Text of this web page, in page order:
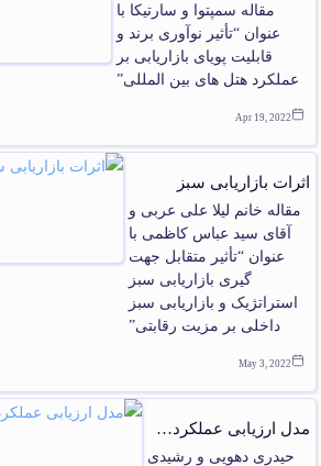
مقاله سمپتوا و سارتیکا با
عنوان “تأثیر نوآوری برند و
قابلیت پویای بازاریابی بر
عملکرد هتل های بین المللی”
Apr 19, 2022
اثرات بازاریابی سبز
مقاله خانم لیلا علی عربی و
آقای سید عباس کاظمی با
عنوان “تأثیر متقابل جهت
گیری بازاریابی سبز
استراتژیک و بازاریابی سبز
داخلی بر مزیت رقابتی”
May 3, 2022
مدل ارزیابی عملکرد…
حیدری دهویی و رشیدی